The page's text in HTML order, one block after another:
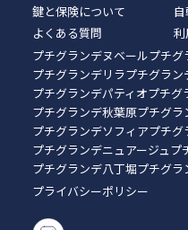
鍵と保険について
よくある質問
プチグランデヌベールプチグ
プチグランデリラプチグラン
プチグランデパティオプチグ
プチグランデ秋葉原プチグラ
プチグランデソフィアプチグ
プチグランデニュアージュプ
プチグランデ八丁堀プチグラ
プライバシーポリシー